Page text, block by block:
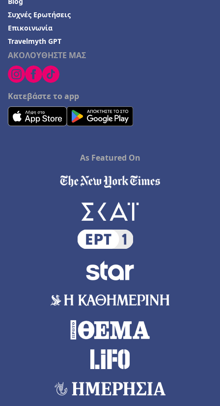
ΑΚΟΛΟΥΘΗΣΤΕ ΜΑΣ
Κατεβάστε το app
Συχνές Ερωτήσεις
Επικοινωνία
Travelmyth GPT
As Featured On